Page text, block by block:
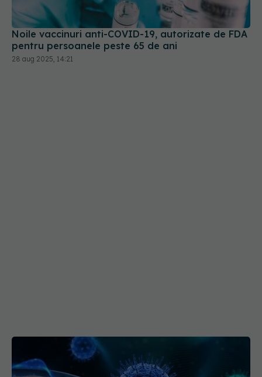
Noile vaccinuri anti-COVID-19, autorizate de FDA
pentru persoanele peste 65 de ani
28 aug 2025, 14:21